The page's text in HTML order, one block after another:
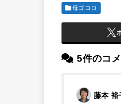
母ゴコロ
5件のコ
藤本 裕